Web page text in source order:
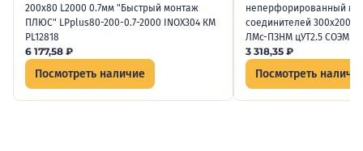
200х80 L2000 0.7мм "Быстрый монтаж
ПЛЮС" LPplus80-200-0.7-2000 INOX304 КМ
PL12818
6 177,58 ₽
Посмотреть наличие
неперфорированный
соединителей 300х200
ЛМс-ПЗНМ цУТ2.5 СОЭМИ
3 318,35 ₽
Посмотреть